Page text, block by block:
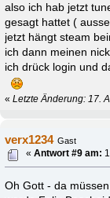
also ich hab jetzt
gesagt hattet (
jetzt hängt steam
ich dann meinen
ich drück login und
«Letzte Änderung: 17.
verx1234 Gast
«Antwort #9 am:
Oh Gott - da